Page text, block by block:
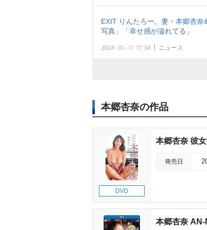
EXIT りんたろー。妻・本郷杏奈
写真」「幸せ感が溢れてる」
2024-01-11 17:34 ニュース
本郷杏奈の作品
DVD
本郷杏奈 彼
発売日
本郷杏奈 AN-